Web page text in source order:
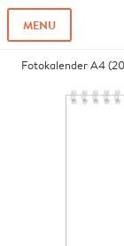
MENU
Fotokalender A4